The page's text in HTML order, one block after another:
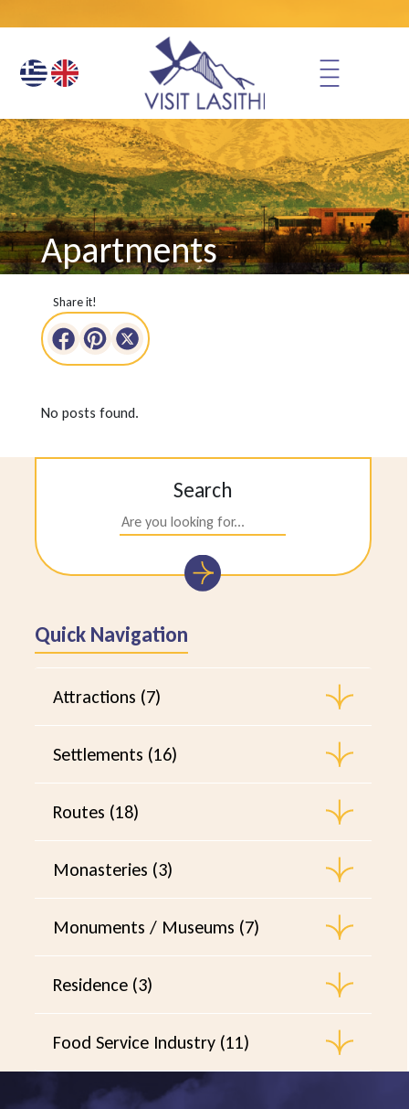
Apartments
Share it!
No posts found.
Search
Quick Navigation
Attractions (7)
Settlements (16)
Routes (18)
Monasteries (3)
Monuments / Museums (7)
Residence (3)
Food Service Industry (11)